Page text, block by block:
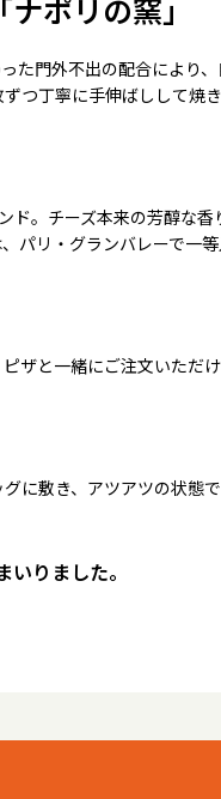
ポリの窯」
た門外不出の配合により
つ丁寧に手伸ばしして焼き
ド。チーズ本来の芳醇な
パリ・グランバレーで一
ザと一緒にご注文いただ
に敷き、アツアツの状態
りました。